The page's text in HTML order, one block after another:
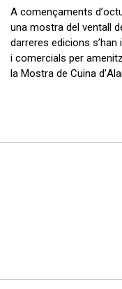
A començaments
una mostra del ventall
darreres edicions
i comercials per
la Mostra de Cuina